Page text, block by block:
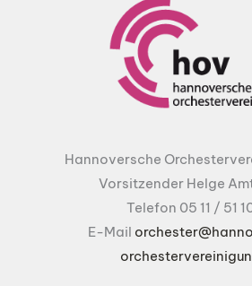
Hannoversche
Vorsitzender Helge
Telefon 05 11 / 51
E-Mail